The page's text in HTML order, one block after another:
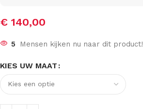
€ 140,00
5 Mensen kijken nu naar dit product!
KIES UW MAAT